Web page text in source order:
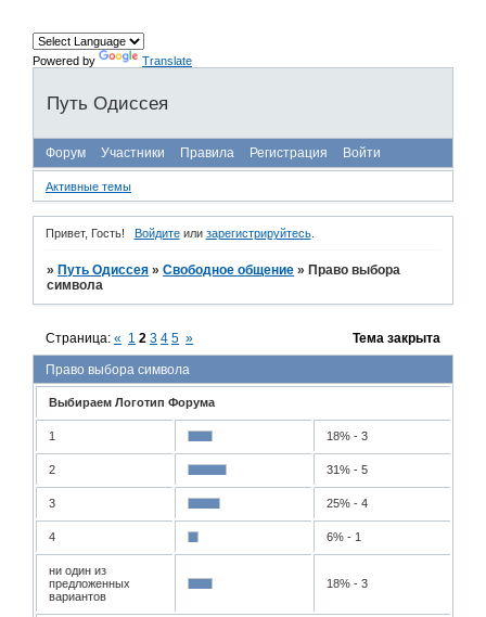
Powered by Translate
Путь Одиссея
Форум Участники Правила Регистрация Войти
Активные темы
Привет, Гость! Войдитеили зарегистрируйтесь.
» Путь Одиссея »Свободное общение » Право выбора
символа
Право выбора символа
Страница:« 1 2 3 4 5 » Тема закрыта
Выбираем Логотип Форума
1 18% - 3
2 31% - 5
3 25% - 4
4 6% - 1
ни один из
предложенных
вариантов
18% - 3